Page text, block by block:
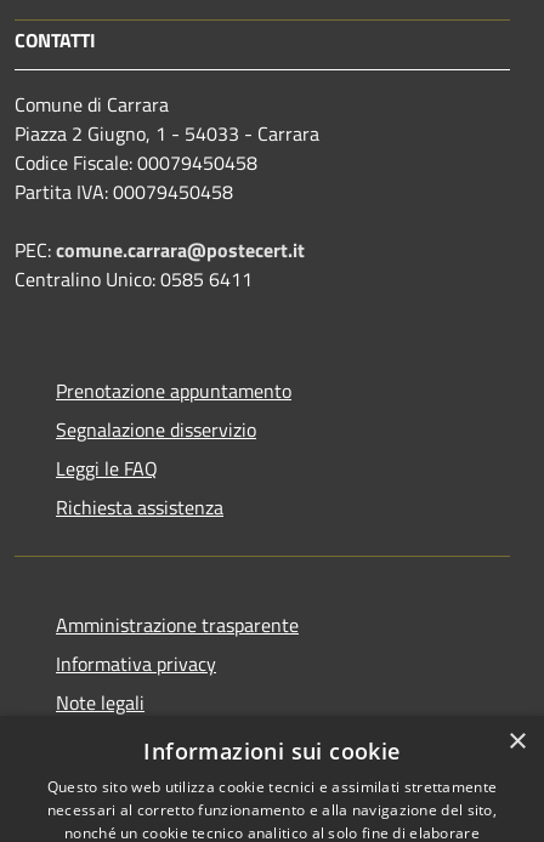
CONTATTI
Comune di Carrara
Piazza 2 Giugno, 1 - 54033 - Carrara
Codice Fiscale: 00079450458
Partita IVA: 00079450458
PEC:comune.carrara@postecert.it
Centralino Unico: 0585 6411
Prenotazione appuntamento
Segnalazione disservizio
Leggi le FAQ
Richiesta assistenza
Amministrazione trasparente
Informativa privacy
Note legali
Dichiarazione di accessibilità
×
Informazioni sui cookie
Questo sito web utilizza cookie tecnici e assimilati strettamente
necessari al corretto funzionamento e alla navigazione del sito,
nonché un cookie tecnico analitico al solo fine di elaborare